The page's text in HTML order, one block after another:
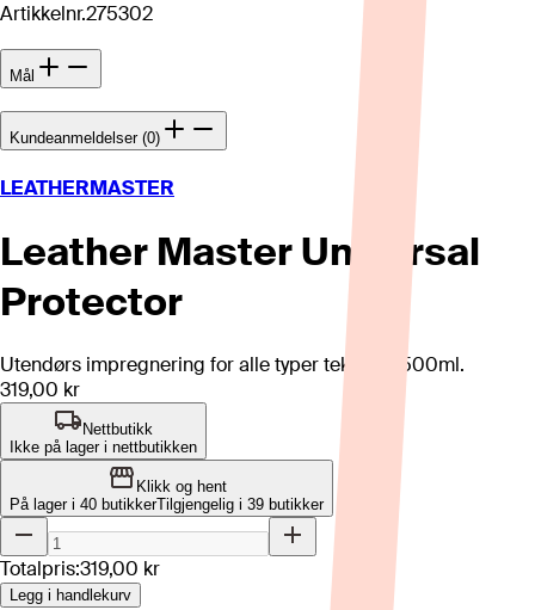
Artikkelnr.275302
Mål
Kundeanmeldelser (0)
LEATHERMASTER
Leather Master Universal
Protector
Utendørs impregnering for alle typer tekstiler. 500ml.
319,00 kr
Nettbutikk
Ikke på lager i nettbutikken
Klikk og hent
På lager i 40 butikkerTilgjengelig i 39 butikker
Totalpris:319,00 kr
Legg i handlekurv